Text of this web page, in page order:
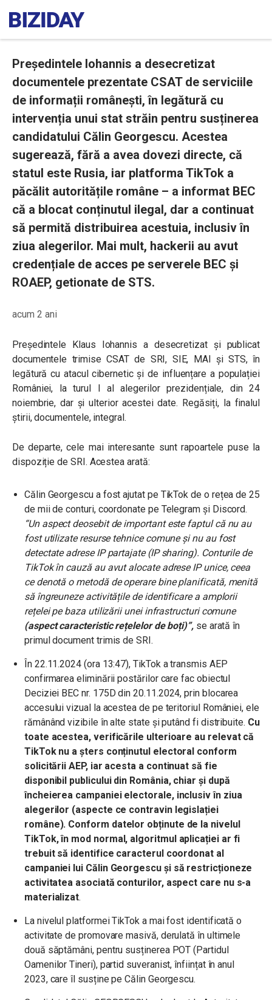
Președintele Iohannis a desecretizat
documentele prezentate CSAT de serviciile
de informații românești, în legătură cu
intervenția unui stat străin pentru susținerea
candidatului Călin Georgescu. Acestea
sugerează, fără a avea dovezi directe, că
statul este Rusia, iar platforma TikTok a
păcălit autoritățile române – a informat BEC
că a blocat conținutul ilegal, dar a continuat
să permită distribuirea acestuia, inclusiv în
ziua alegerilor. Mai mult, hackerii au avut
credențiale de acces pe serverele BEC și
ROAEP, getionate de STS.
acum 2 ani
Președintele Klaus Iohannis a desecretizat și publicat
documentele trimise CSAT de SRI, SIE, MAI și STS, în
legătură cu atacul cibernetic și de influențare a populației
României, la turul I al alegerilor prezidențiale, din 24
noiembrie, dar și ulterior acestei date. Regăsiți, la finalul
știrii, documentele, integral.
De departe, cele mai interesante sunt rapoartele puse la
dispoziție de SRI. Acestea arată:
Călin Georgescu a fost ajutat pe TikTok de o rețea de 25
de mii de conturi, coordonate pe Telegram și Discord.
“Un aspect deosebit de important este faptul că nu au
fost utilizate resurse tehnice comune și nu au fost
detectate adrese IP partajate (IP sharing). Conturile de
TikTok în cauză au avut alocate adrese IP unice, ceea
ce denotă o metodă de operare bine planificată, menită
să îngreuneze activitățile de identificare a amplorii
rețelei pe baza utilizării unei infrastructuri comune
(aspect caracteristic rețelelor de boți)”, se arată în
primul document trimis de SRI.
În 22.11.2024 (ora 13:47), TikTok a transmis AEP
confirmarea eliminării postărilor care fac obiectul
Deciziei BEC nr. 175D din 20.11.2024, prin blocarea
accesului vizual la acestea de pe teritoriul României, ele
rămânând vizibile în alte state și putând fi distribuite. Cu
toate acestea, verificările ulterioare au relevat că
TikTok nu a șters conținutul electoral conform
solicitării AEP, iar acesta a continuat să fie
disponibil publicului din România, chiar și după
încheierea campaniei electorale, inclusiv în ziua
alegerilor (aspecte ce contravin legislației
române). Conform datelor obținute de la nivelul
TikTok, în mod normal, algoritmul aplicației ar fi
trebuit să identifice caracterul coordonat al
campaniei lui Călin Georgescu și să restricționeze
activitatea asociată conturilor, aspect care nu s-a
materializat.
La nivelul platformei TikTok a mai fost identificată o
activitate de promovare masivă, derulată în ultimele
două săptămâni, pentru susținerea POT (Partidul
Oamenilor Tineri), partid suveranist, înființat în anul
2023, care îl susține pe Călin Georgescu.